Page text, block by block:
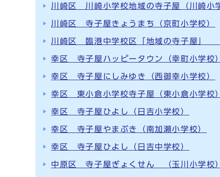
川崎区 川崎小学校地域の寺子屋（川崎小
川崎区 寺子屋きょうまち（京町小学校）
川崎区 臨港中学校区「地域の寺子屋」
幸区 寺子屋ハッピータウン（幸町小学校）
幸区 寺子屋にしみゆき（西御幸小学校）
幸区 東小倉小学校寺子屋（東小倉小学校）
幸区 寺子屋ひよし（日吉小学校）
幸区 寺子屋やまぶき（南加瀬小学校）
幸区 寺子屋ひよし（日吉中学校）
中原区 寺子屋ぎょくせん （玉川小学校）